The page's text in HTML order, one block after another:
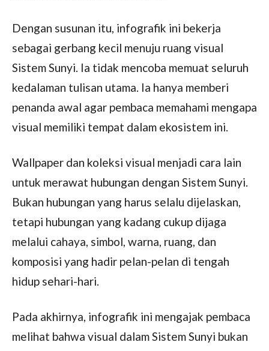
Dengan susunan itu, infografik ini bekerja
sebagai gerbang kecil menuju ruang visual
Sistem Sunyi. Ia tidak mencoba memuat seluruh
kedalaman tulisan utama. Ia hanya memberi
penanda awal agar pembaca memahami mengapa
visual memiliki tempat dalam ekosistem ini.
Wallpaper dan koleksi visual menjadi cara lain
untuk merawat hubungan dengan Sistem Sunyi.
Bukan hubungan yang harus selalu dijelaskan,
tetapi hubungan yang kadang cukup dijaga
melalui cahaya, simbol, warna, ruang, dan
komposisi yang hadir pelan-pelan di tengah
hidup sehari-hari.
Pada akhirnya, infografik ini mengajak pembaca
melihat bahwa visual dalam Sistem Sunyi bukan